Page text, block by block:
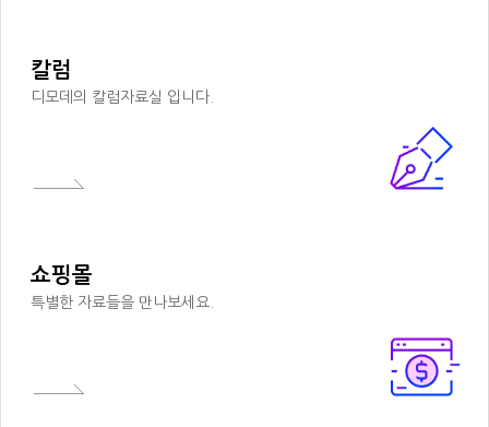
칼럼
디모데의 칼럼자료실 입니다.
쇼핑몰
특별한 자료들을 만나보세요.